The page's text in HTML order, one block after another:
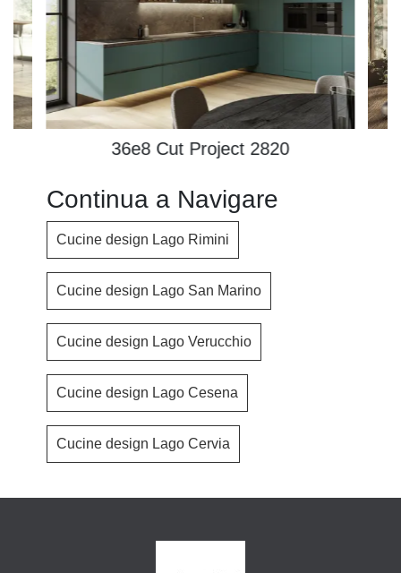
36e8 Cut Project 2820
Continua a Navigare
Cucine design Lago Rimini
Cucine design Lago San Marino
Cucine design Lago Verucchio
Cucine design Lago Cesena
Cucine design Lago Cervia